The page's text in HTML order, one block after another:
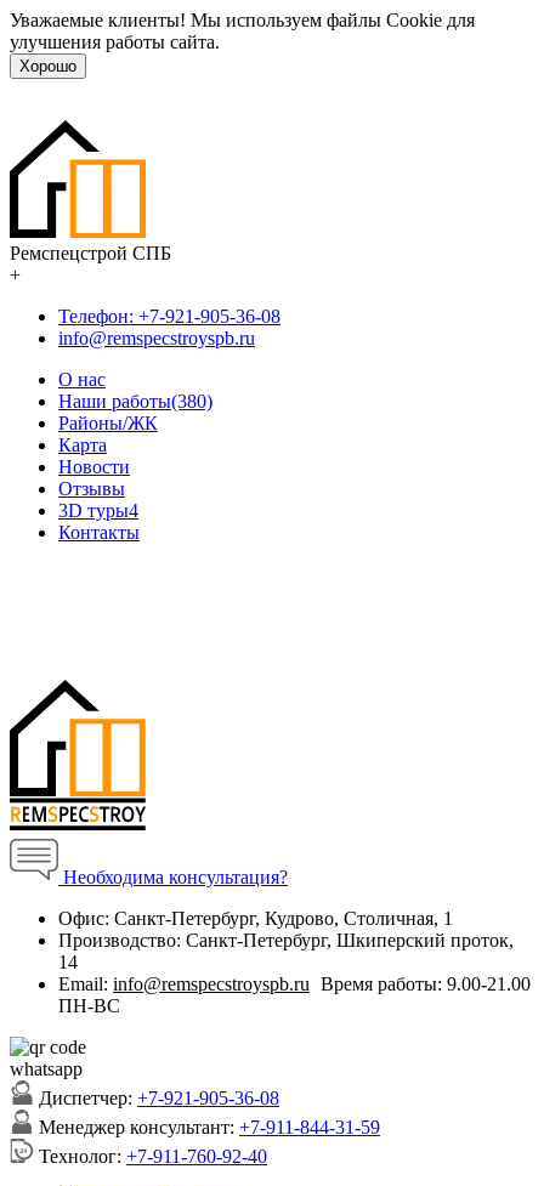
Уважаемые клиенты! Мы используем файлы Cookie для
улучшения работы сайта.
Хорошо
Ремспецстрой СПБ
+
Телефон: +7-921-905-36-08
info@remspecstroyspb.ru
О нас
Наши работы(380)
Районы/ЖК
Карта
Новости
Отзывы
3D туры4
Контакты
Необходима консультация?
Офис: Санкт-Петербург, Кудрово, Столичная, 1
Производство: Санкт-Петербург, Шкиперский проток,
14
Email: info@remspecstroyspb.ru Время работы: 9.00-21.00
ПН-ВС
Диспетчер: +7-921-905-36-08
Менеджер консультант: +7-911-844-31-59
Технолог: +7-911-760-92-40